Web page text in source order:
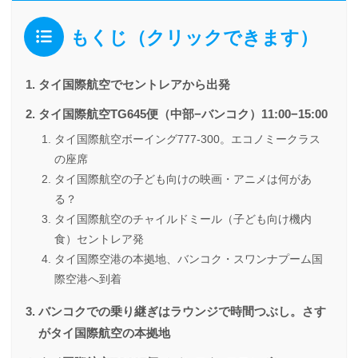
もくじ（クリックできます）
タイ国際航空でセントレアから出発
タイ国際航空TG645便（中部−バンコク）11:00−15:00
タイ国際航空ボーイング777-300。エコノミークラス
の座席
タイ国際航空の子ども向けの映画・アニメは何があ
る？
タイ国際航空のチャイルドミール（子ども向け機内
食）セントレア発
タイ国際空港の本拠地、バンコク・スワンナプーム国
際空港へ到着
バンコクでの乗り継ぎはラウンジで時間つぶし。さす
がタイ国際航空の本拠地